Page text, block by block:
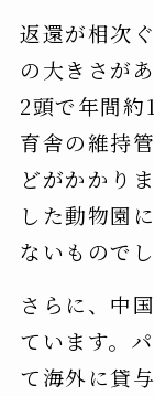
返還が相次
の大きさが
2頭で年間約
育舎の維持
どがかかり
した動物園
ないものでし
さらに、中
ています。
て海外に貸